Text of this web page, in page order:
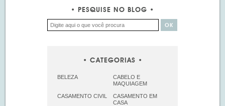
PESQUISE NO BLOG
CATEGORIAS
BELEZA
CABELO E
MAQUIAGEM
CASAMENTO CIVIL
CASAMENTO EM
CASA